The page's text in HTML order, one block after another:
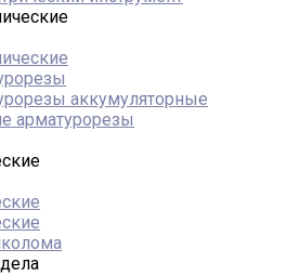
аккумуляторные
арматурорезы